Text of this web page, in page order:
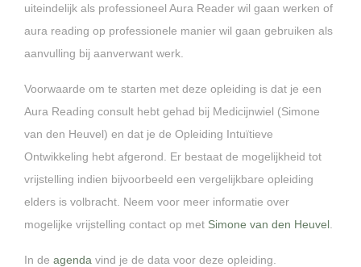
uiteindelijk als professioneel Aura Reader wil gaan werken of
aura reading op professionele manier wil gaan gebruiken als
aanvulling bij aanverwant werk.
Voorwaarde om te starten met deze opleiding is dat je een
Aura Reading consult hebt gehad bij Medicijnwiel (Simone
van den Heuvel) en dat je de Opleiding Intuïtieve
Ontwikkeling hebt afgerond. Er bestaat de mogelijkheid tot
vrijstelling indien bijvoorbeeld een vergelijkbare opleiding
elders is volbracht. Neem voor meer informatie over
mogelijke vrijstelling contact op met Simone van den Heuvel
In de agenda vind je de data voor deze opleiding.